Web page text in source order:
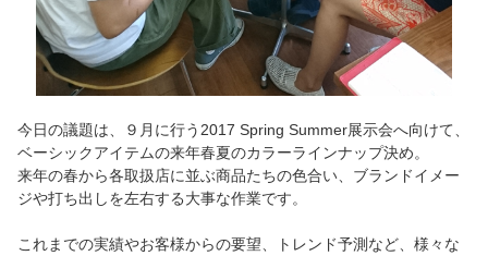
今日の議題は、９月に行う2017 Spring Summer展示会へ向けて、
ベーシックアイテムの来年春夏のカラーラインナップ決め。
来年の春から各取扱店に並ぶ商品たちの色合い、ブランドイメー
ジや打ち出しを左右する大事な作業です。
これまでの実績やお客様からの要望、トレンド予測など、様々な